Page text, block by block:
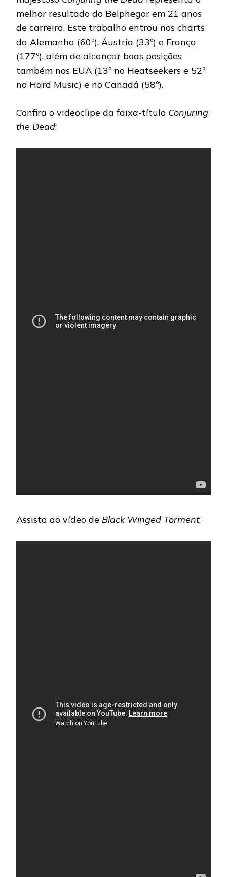
melhor resultado do Belphegor em 21 anos
de carreira. Este trabalho entrou nos charts
da Alemanha (60º), Áustria (33º) e França
(177º), além de alcançar boas posições
também nos EUA (13º no Heatseekers e 52º
no Hard Music) e no Canadá (58º).
Confira o videoclipe da faixa-título Conjuring
the Dead:
Assista ao vídeo de Black Winged Torment: